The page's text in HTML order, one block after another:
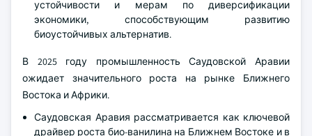
устойчивости и мерам по диверсификации
экономики, способствующим развитию
биоустойчивых альтернатив.
В 2025 году промышленность Саудовской Аравии
ожидает значительного роста на рынке Ближнего
Востока и Африки.
Саудовская Аравия рассматривается как ключевой
драйвер роста био-ванилина на Ближнем Востоке и в